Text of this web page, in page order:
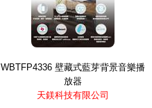
WBTFP4336 壁藏式藍芽背景音樂播
放器
天鎂科技有限公司